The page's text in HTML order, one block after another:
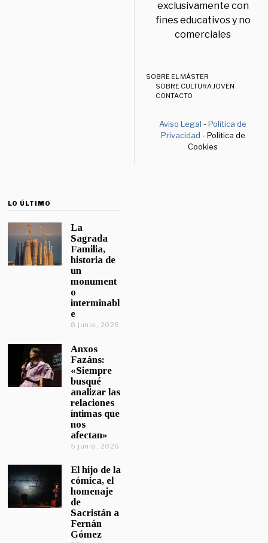
exclusivamente con
fines educativos y no
comerciales
SOBRE EL MÁSTER
SOBRE CULTURA JOVEN
CONTACTO
Aviso Legal -Política de
Privacidad - Política de
Cookies
LO ÚLTIMO
La
Sagrada
Familia,
historia de
un
monument
o
interminabl
e
8 junio, 2026
Anxos
Fazáns:
«Siempre
busqué
analizar las
relaciones
íntimas que
nos
afectan»
5 junio, 2026
El hijo de la
cómica, el
homenaje
de
Sacristán a
Fernán
Gómez